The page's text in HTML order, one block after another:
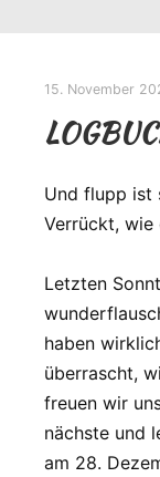
15. November
Und flupp ist
Verrückt, wie
Letzten
haben
überrascht,
freuen wir
nächste und
am 28.